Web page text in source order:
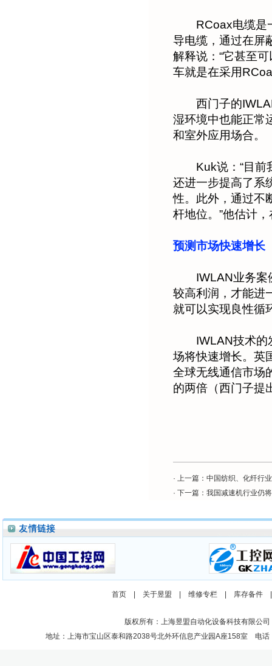
RCoax电缆是一
导电缆，通过在屏
解释说：“它甚至
车就是在采用
西门子的IWLAN
湿环境中也能正常
和室外应用场合。
Kuk说：“目前我
还进一步提高了系
性。此外，通过不
杆地位。”他估计
预测市场快速增长
IWLAN业务案例
较高利润，才能进
就可以实现良性循
IWLAN技术的发
场将快速增长。英
全球无线通信市场
的两倍（西门子提
· 上一篇： 中国纺织、化纤行
· 下一篇： 我国减速机行业仍
首页 关于昱盟 维修专栏 库存备件
版权所有：上海昱盟自动化设备科技有限公
地址：上海市宝山区泰和路2038号北外环信息产业园A座158室